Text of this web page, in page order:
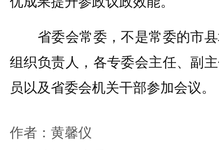
省委会常委，不是常委的市县
组织负责人，各专委会主任、副
员以及省委会机关干部参加会议。
作者：黄馨仪